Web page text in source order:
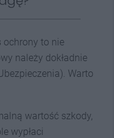
ochrony to nie
należy dokładnie
Warto
wartość szkody,
wypłaci